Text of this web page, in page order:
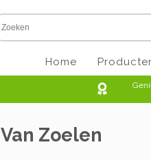
Home
Van Zoelen